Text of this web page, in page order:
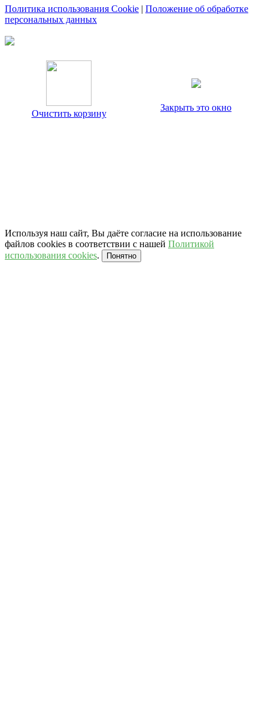
Политика использования Cookie | Положение об обработке
персональных данных
Очистить корзину
Закрыть это окно
Используя наш сайт, Вы даёте согласие на использование
файлов cookies в соответствии с нашей Политикой
использования cookies. Понятно